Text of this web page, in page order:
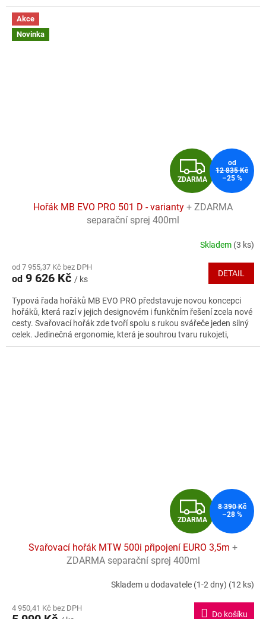
umístění i tvaru tlačítek a konstrukčního řešení kulového kloubu,
poskytuje svářeči dostatek citu pro probíhající svařovací proces a
tím i nejlepší výsledky svařovacích operací.
Akce
Novinka
Z
D
A
R
M
A
ZDARMA
od
12 835 Kč
–25 %
Hořák MB EVO PRO 501 D - varianty + ZDARMA
separační sprej 400ml
produktu
je
z
5
hvězdiček.
Skladem (3 ks)
od 7 955,37 Kč bez DPH
od 9 626 Kč / ks
DETAIL
Typová řada hořáků MB EVO PRO představuje novou koncepci
hořáků, která razí v jejich designovém i funkčním řešení zcela nové
cesty. Svařovací hořák zde tvoří spolu s rukou svářeče jeden silný
celek. Jedinečná ergonomie, která je souhrou tvaru rukojeti,
umístění i tvaru tlačítek a konstrukčního řešení kulového kloubu,
Z
D
A
R
M
ZDARMA
8 390 Kč
–28 %
Svařovací hořák MTW 500i připojení EURO 3,5m +
ZDARMA separační sprej 400ml
Skladem u dodavatele (1-2 dny) (12 ks)
4 950,41 Kč bez DPH
Do košíku